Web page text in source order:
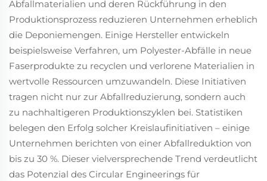
Abfallmaterialien und deren Rückführung in den
Produktionsprozess reduzieren Unternehmen erheblich
die Deponiemengen. Einige Hersteller entwickeln
beispielsweise Verfahren, um Polyester-Abfälle in neue
Faserprodukte zu recyclen und verlorene Materialien in
wertvolle Ressourcen umzuwandeln. Diese Initiativen
tragen nicht nur zur Abfallreduzierung, sondern auch
zu nachhaltigeren Produktionszyklen bei. Statistiken
belegen den Erfolg solcher Kreislaufinitiativen – einige
Unternehmen berichten von einer Abfallreduktion von
bis zu 30 %. Dieser vielversprechende Trend verdeutlicht
das Potenzial des Circular Engineerings für